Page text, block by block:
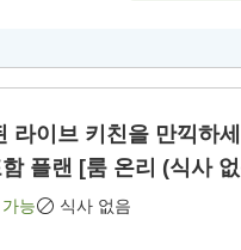
라이브 키친을 만끽하
플랜 [룸 온리 (식사
능 식사 없음